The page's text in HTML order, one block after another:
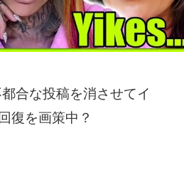
合な投稿を消させてイ
復を画策中？